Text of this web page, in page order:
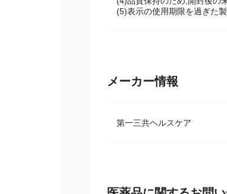
(3)他の容器に入れ替えない
(4)品質保持のため,開封後の